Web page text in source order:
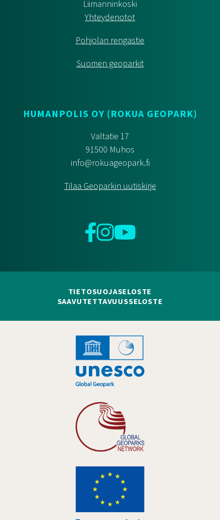
Liimanninkoski
Yhteydenotot
Pohjolan rengastie
Suomen geoparkit
HUMANPOLIS OY (ROKUA GEOPARK)
Valtatie 17
91500 Muhos
info@rokuageopark.fi
Tilaa Geoparkin uutiskirje
Facebook
InstagramYouTube
TIETOSUOJASELOSTE
SAAVUTETTAVUUSSELOSTE
Hankelogo